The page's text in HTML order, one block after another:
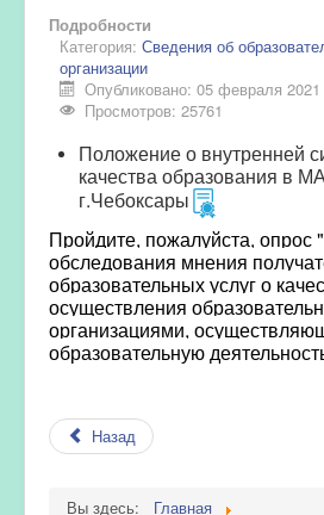
Подробности
Категория: Сведения об
организации
Опубликовано: 05 февраля 2021
Просмотров: 25761
Положение о внутренней
качества образования
г.Чебоксары
Пройдите, пожалуйста, опрос "
обследования мнения
образовательных услуг о
осуществления
организациями,
образовательную
Назад
Вы здесь:
Главная